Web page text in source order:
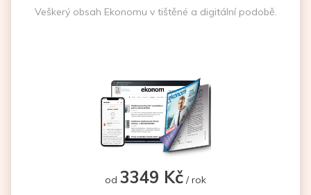
Veškerý obsah Ekonomu v tištěné a digitální podobě.
od 3349 Kč / rok